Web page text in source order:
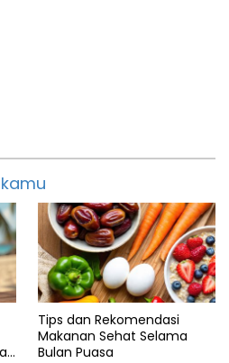
Tips dan Rekomendasi
Makanan Sehat Selama
Bulan Puasa